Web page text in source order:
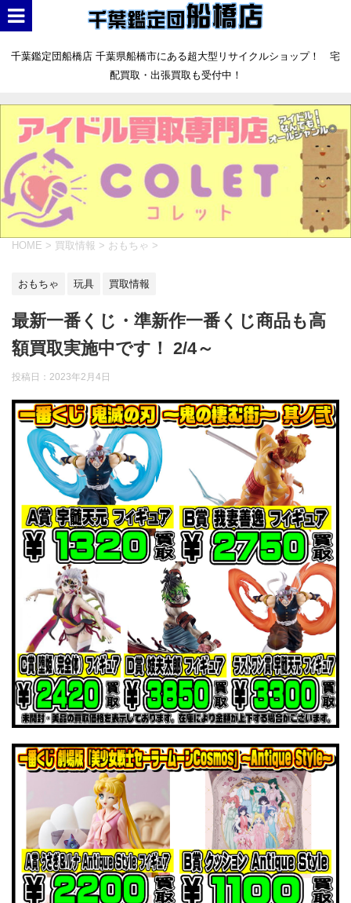
千葉鑑定団船橋店 千葉県船橋市にある超大型リサイクルショップ！ 宅
配買取・出張買取も受付中！
HOME > 買取情報 > おもちゃ >
おもちゃ 玩具 買取情報
最新一番くじ・準新作一番くじ商品も高
額買取実施中です！ 2/4～
投稿日： 2023年2月4日